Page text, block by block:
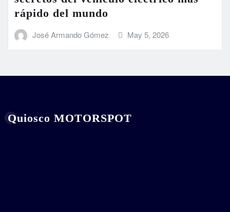
rápido del mundo
José Armando Gómez May 5, 2026
Quiosco MOTORSPOT